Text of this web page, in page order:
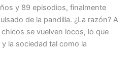
y 89 episodios, finalmente
de la pandilla. ¿La razón? A
se vuelven locos, lo que
la sociedad tal como la